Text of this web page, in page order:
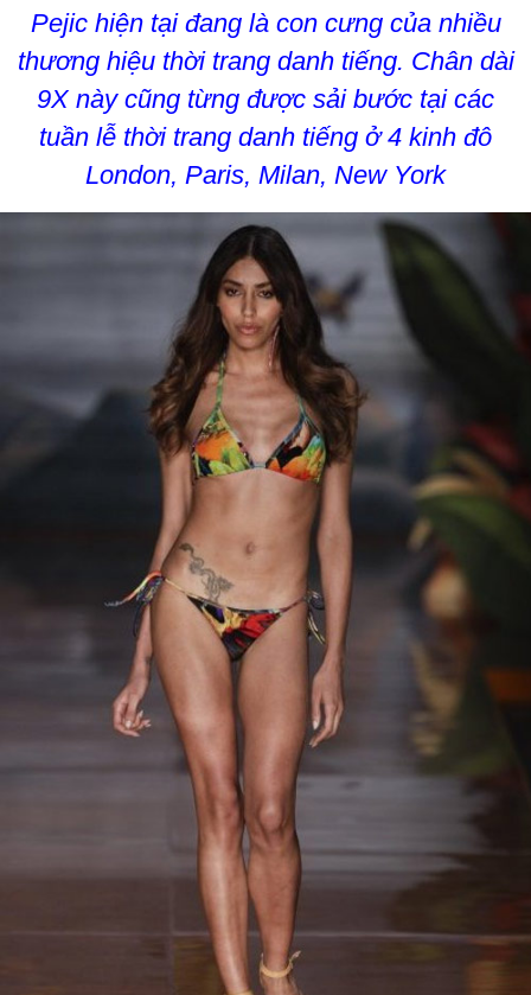
Pejic hiện tại đang là con cưng của nhiều
thương hiệu thời trang danh tiếng. Chân dài
9X này cũng từng được sải bước tại các
tuần lễ thời trang danh tiếng ở 4 kinh đô
London, Paris, Milan, New York